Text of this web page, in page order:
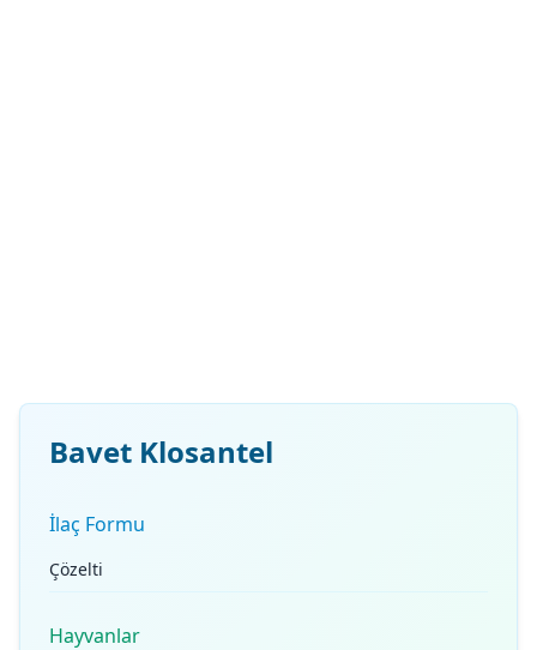
Bavet Klosantel
İlaç Formu
Çözelti
Hayvanlar